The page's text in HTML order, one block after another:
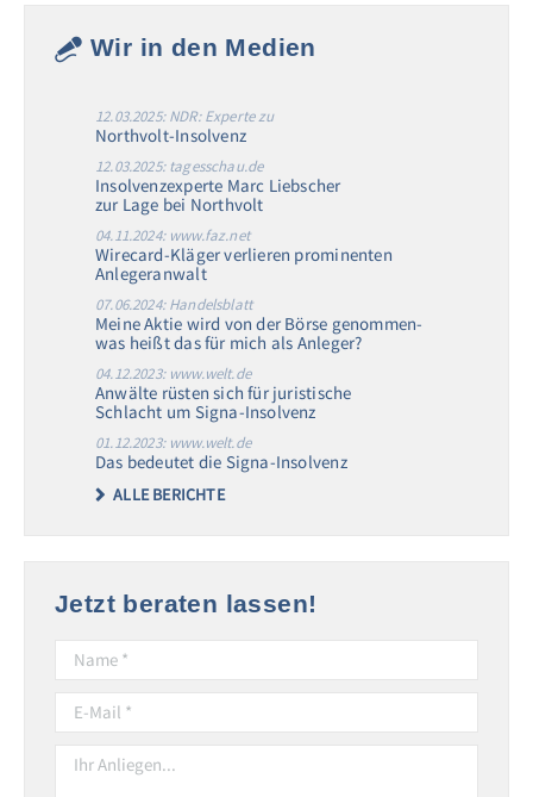
Wir in den Medien
12.03.2025: NDR: Experte zu
Northvolt-Insolvenz
12.03.2025: tagesschau.de
Insolvenzexperte Marc Liebscher
zur Lage bei Northvolt
04.11.2024: www.faz.net
Wirecard-Kläger verlieren prominenten
Anlegeranwalt
07.06.2024: Handelsblatt
Meine Aktie wird von der Börse genommen-
was heißt das für mich als Anleger?
04.12.2023: www.welt.de
Anwälte rüsten sich für juristische
Schlacht um Signa-Insolvenz
01.12.2023: www.welt.de
Das bedeutet die Signa-Insolvenz
ALLE BERICHTE
Jetzt beraten lassen!